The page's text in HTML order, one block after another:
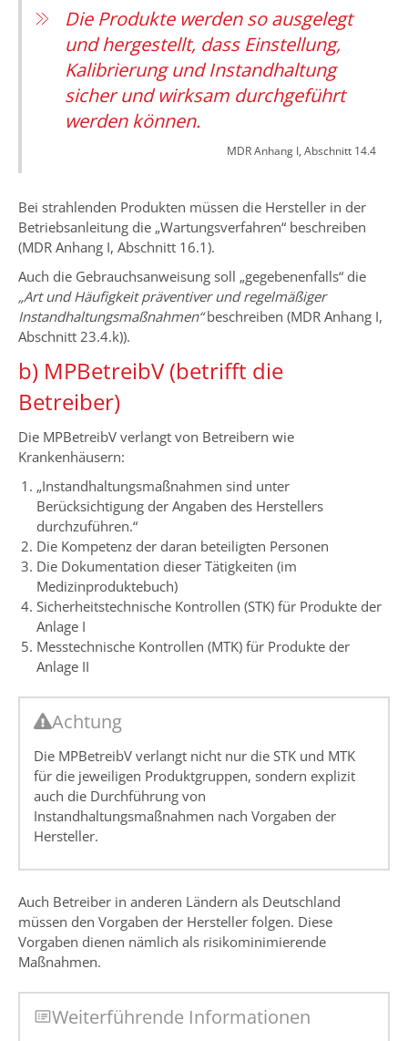
Die Produkte werden so ausgelegt
und hergestellt, dass Einstellung,
Kalibrierung und Instandhaltung
sicher und wirksam durchgeführt
werden können.
MDR Anhang I, Abschnitt 14.4
Bei strahlenden Produkten müssen die Hersteller in der
Betriebsanleitung die „Wartungsverfahren“ beschreiben
(MDR Anhang I, Abschnitt 16.1).
Auch die Gebrauchsanweisung soll „gegebenenfalls“ die
„Art und Häufigkeit präventiver und regelmäßiger
Instandhaltungsmaßnahmen“beschreiben (MDR Anhang I,
Abschnitt 23.4.k)).
b) MPBetreibV (betrifft die
Betreiber)
Die MPBetreibV verlangt von Betreibern wie
Krankenhäusern:
„Instandhaltungsmaßnahmen sind unter
Berücksichtigung der Angaben des Herstellers
durchzuführen.“
Die Kompetenz der daran beteiligten Personen
Die Dokumentation dieser Tätigkeiten (im
Medizinproduktebuch)
Sicherheitstechnische Kontrollen (STK) für Produkte der
Anlage I
Messtechnische Kontrollen (MTK) für Produkte der
Anlage II
Achtung
Die MPBetreibV verlangt nicht nur die STK und MTK
für die jeweiligen Produktgruppen, sondern explizit
auch die Durchführung von
Instandhaltungsmaßnahmen nach Vorgaben der
Hersteller.
Auch Betreiber in anderen Ländern als Deutschland
müssen den Vorgaben der Hersteller folgen. Diese
Vorgaben dienen nämlich als risikominimierende
Maßnahmen.
Weiterführende Informationen